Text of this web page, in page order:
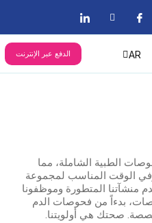
AR
EN الدفع عبر الإنترنت
الطبية الشاملة، مما
الوقت المناسب لمجموعة
منشآتنا المتطورة وموظفونا
بدءاً من فحوصات الدم
صحتك هي أولويتنا.